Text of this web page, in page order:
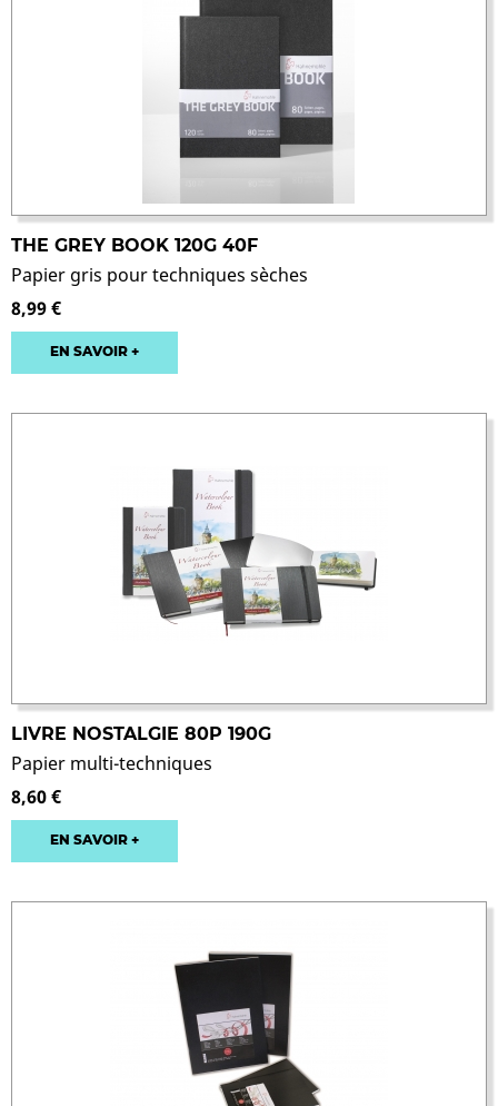
THE GREY BOOK 120G 40F
Papier gris pour techniques sèches
8,99 €
EN SAVOIR +
LIVRE NOSTALGIE 80P 190G
Papier multi-techniques
8,60 €
EN SAVOIR +